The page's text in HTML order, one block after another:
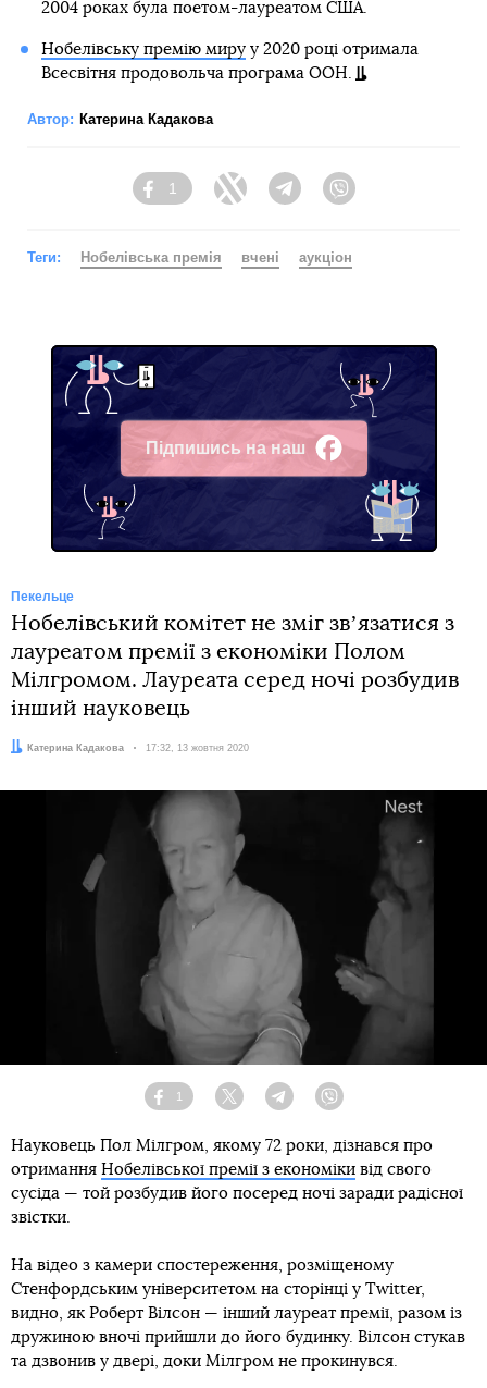
2004 роках була поетом-лауреатом США.
Нобелівську премію мируу 2020 році отримала
Всесвітня продовольча програма ООН.
Автор: Катерина Кадакова
Facebook
1
Twitter TelegramViber
Теги: Нобелівська премія вчені аукціон
Підпишись на наш
Facebook
Пекельце
Нобелівський комітет не зміг звʼязатися з
лауреатом премії з економіки Полом
Мілгромом. Лауреата серед ночі розбудив
інший науковець
Автор:Катерина Кадакова Дата:
17:32, 13 жовтня 2020
Facebook
1
Twitter TelegramViber
Науковець Пол Мілгром, якому 72 роки, дізнався про
отримання Нобелівської премії з економіки від свого
сусіда — той розбудив його посеред ночі заради радісної
звістки.
На відео з камери спостереження, розміщеному
Стенфордським університетом на сторінці у Twitter,
видно, як Роберт Вілсон — інший лауреат премії, разом із
дружиною вночі прийшли до його будинку. Вілсон стукав
та дзвонив у двері, доки Мілгром не прокинувся.